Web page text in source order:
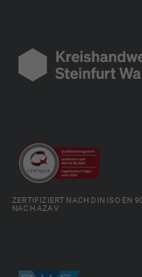
ZERTIFIZIERT NACH DIN ISO EN
NACH AZAV